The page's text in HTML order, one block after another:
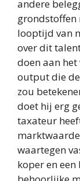
andere
grondstoffen
looptijd van
over dit
doen aan
output die
zou
doet hij erg
taxateur
waartegen
koper en